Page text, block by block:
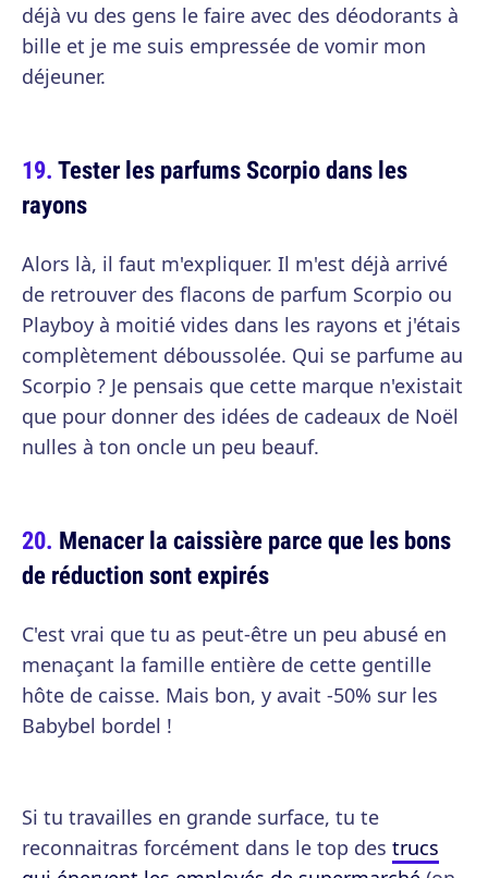
déjà vu des gens le faire avec des déodorants à
bille et je me suis empressée de vomir mon
déjeuner.
Tester les parfums Scorpio dans les
rayons
Alors là, il faut m'expliquer. Il m'est déjà arrivé
de retrouver des flacons de parfum Scorpio ou
Playboy à moitié vides dans les rayons et j'étais
complètement déboussolée. Qui se parfume au
Scorpio ? Je pensais que cette marque n'existait
que pour donner des idées de cadeaux de Noël
nulles à ton oncle un peu beauf.
Menacer la caissière parce que les bons
de réduction sont expirés
C'est vrai que tu as peut-être un peu abusé en
menaçant la famille entière de cette gentille
hôte de caisse. Mais bon, y avait -50% sur les
Babybel bordel !
Si tu travailles en grande surface, tu te
reconnaitras forcément dans le top des trucs